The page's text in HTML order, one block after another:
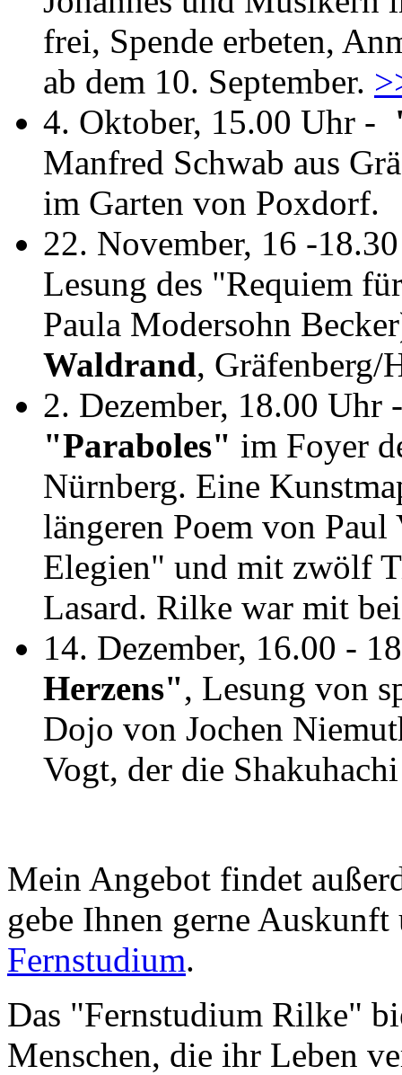
frei, Spende erbeten,
ab dem 10. September.
4. Oktober, 15.00 Uhr -
Manfred Schwab aus
im Garten von Poxdorf.
22. November, 16 -
Lesung des "Requiem
Paula Modersohn
Waldrand, Gräfenberg/
2. Dezember, 18.00 Uhr
"Paraboles" im Foyer
Nürnberg. Eine
längeren Poem von
Elegien" und mit zwölf
Lasard. Rilke war mit
14. Dezember, 16.00 -
Herzens", Lesung von
Dojo von Jochen
Vogt, der die
Mein Angebot findet
gebe Ihnen gerne
Fernstudium.
Das "Fernstudium Rilke"
Menschen, die ihr Leben